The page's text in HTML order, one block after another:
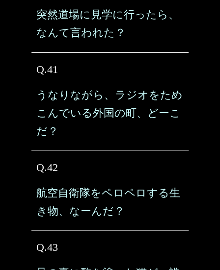
突然道場に見学に行ったら、
なんて言われた？
Q.41
うなりながら、ラジオをため
こんでいる外国の町、どーこ
だ？
Q.42
航空自衛隊をペロペロする生
き物、なーんだ？
Q.43